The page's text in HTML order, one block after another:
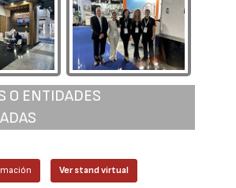
O ENTIDADES
Ver stand virtual